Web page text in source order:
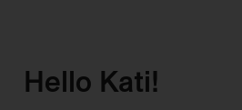
Hello Kati!